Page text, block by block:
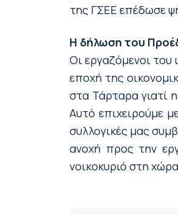
της ΓΣΕΕ επέδωσε
Η δήλωση του
Οι εργαζόμενοι του
εποχή της
στα Τάρταρα γιατί
Αυτό επιχειρούμε
συλλογικές μας
ανοχή προς την
νοικοκυριό στη